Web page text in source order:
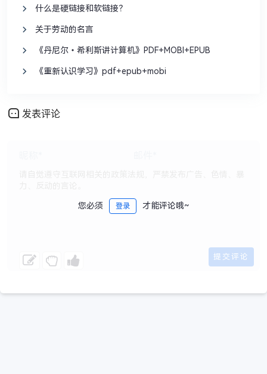
什么是硬链接和软链接？
关于劳动的名言
《丹尼尔•希利斯讲计算机》PDF+MOBI+EPUB
《重新认识学习》pdf+epub+mobi
发表评论
您必须 登录 才能评论哦~